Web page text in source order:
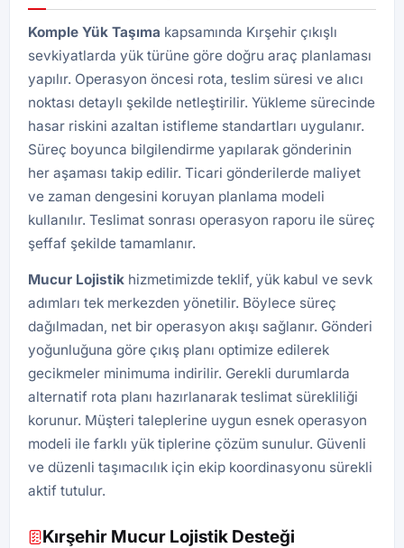
Komple Yük Taşıma kapsamında Kırşehir çıkışlı
sevkiyatlarda yük türüne göre doğru araç planlaması
yapılır. Operasyon öncesi rota, teslim süresi ve alıcı
noktası detaylı şekilde netleştirilir. Yükleme sürecinde
hasar riskini azaltan istifleme standartları uygulanır.
Süreç boyunca bilgilendirme yapılarak gönderinin
her aşaması takip edilir. Ticari gönderilerde maliyet
ve zaman dengesini koruyan planlama modeli
kullanılır. Teslimat sonrası operasyon raporu ile süreç
şeffaf şekilde tamamlanır.
Mucur Lojistik hizmetimizde teklif, yük kabul ve sevk
adımları tek merkezden yönetilir. Böylece süreç
dağılmadan, net bir operasyon akışı sağlanır. Gönderi
yoğunluğuna göre çıkış planı optimize edilerek
gecikmeler minimuma indirilir. Gerekli durumlarda
alternatif rota planı hazırlanarak teslimat sürekliliği
korunur. Müşteri taleplerine uygun esnek operasyon
modeli ile farklı yük tiplerine çözüm sunulur. Güvenli
ve düzenli taşımacılık için ekip koordinasyonu sürekli
aktif tutulur.
Kırşehir Mucur Lojistik Desteği